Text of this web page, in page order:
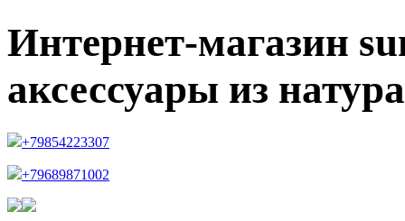
Интернет-магазин
аксессуары из
+79854223307
+79689871002